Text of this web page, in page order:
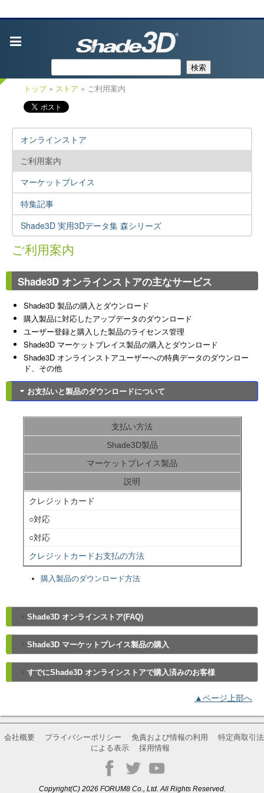
検索
トップ» ストア » ご利用案内
オンラインストア
ご利用案内
マーケットプレイス
特集記事
Shade3D 実用3Dデータ集 森シリーズ
ご利用案内
Shade3D オンラインストアの主なサービス
Shade3D 製品の購入とダウンロード
購入製品に対応したアップデータのダウンロード
ユーザー登録と購入した製品のライセンス管理
Shade3D マーケットプレイス製品の購入とダウンロード
Shade3D オンラインストアユーザーへの特典データのダウンロー
ド、その他
お支払いと製品のダウンロードについて
支払い方法
Shade3D製品
マーケットプレイス製品
説明
クレジットカード
○対応
○対応
クレジットカードお支払の方法
購入製品のダウンロード方法
Shade3D オンラインストア(FAQ)
Shade3D マーケットプレイス製品の購入
すでにShade3D オンラインストアで購入済みのお客様
▲ページ上部へ
会社概要 プライバシーポリシー 免責および情報の利用
特定商取引法
による表示
採用情報
Copyright(C) 2026 FORUM8 Co., Ltd. All Rights Reserved.